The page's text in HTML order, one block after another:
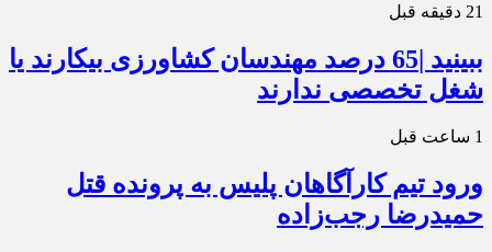
21 دقیقه قبل
ببینید |65 درصد مهندسان کشاورزی بیکارند یا
شغل تخصصی ندارند
1 ساعت قبل
ورود تیم کارآگاهان پلیس به پرونده قتل
حمیدرضا رجب‌زاده